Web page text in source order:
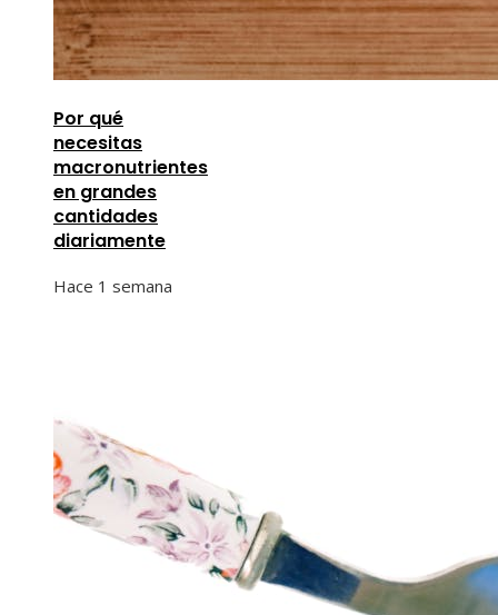
Por qué
necesitas
macronutrientes
en grandes
cantidades
diariamente
Hace 1 semana